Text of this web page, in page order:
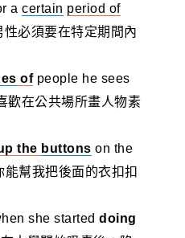
a certain period of
必須要在特定期間內
ofpeople he sees
歡在公共場所畫人物素
the buttons on the
幫我把後面的衣扣扣
she started doing